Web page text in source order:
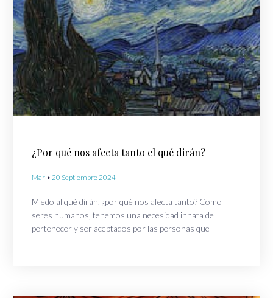
¿Por qué nos afecta tanto el qué dirán?
Mar 20 Septiembre 2024
Miedo al qué dirán, ¿por qué nos afecta tanto? Como
seres humanos, tenemos una necesidad innata de
pertenecer y ser aceptados por las personas que